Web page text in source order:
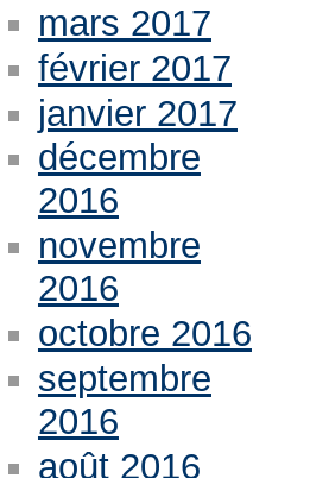
mars 2017
février 2017
janvier 2017
décembre
2016
novembre
2016
octobre 2016
septembre
2016
août 2016